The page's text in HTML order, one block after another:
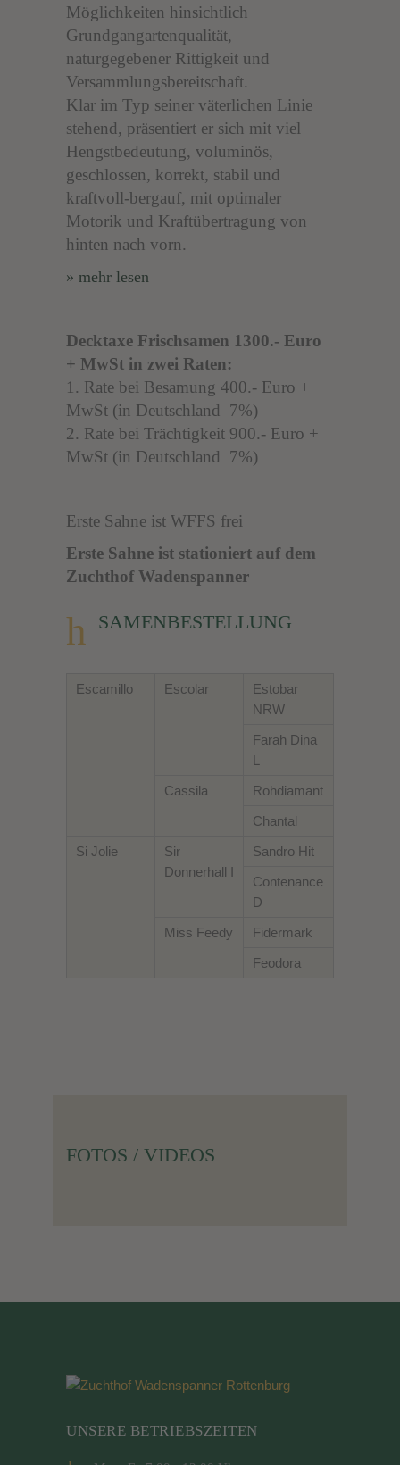
Möglichkeiten hinsichtlich
Grundgangartenqualität,
naturgegebener Rittigkeit und
Versammlungsbereitschaft.
Klar im Typ seiner väterlichen Linie
stehend, präsentiert er sich mit viel
Hengstbedeutung, voluminös,
geschlossen, korrekt, stabil und
kraftvoll-bergauf, mit optimaler
Motorik und Kraftübertragung von
hinten nach vorn.
» mehr lesen
Decktaxe Frischsamen 1300.- Euro
+ MwSt in zwei Raten:
1. Rate bei Besamung 400.- Euro +
MwSt (in Deutschland 7%)
2. Rate bei Trächtigkeit 900.- Euro +
MwSt (in Deutschland 7%)
Erste Sahne ist WFFS frei
Erste Sahne ist stationiert auf dem
Zuchthof Wadenspanner
SAMENBESTELLUNG
Escamillo Escolar
Estobar
NRW
Farah Dina
L
Cassila
Rohdiamant
Chantal
Si Jolie
Sir
Donnerhall I
Sandro Hit
Contenance
D
Miss Feedy
Fidermark
Feodora
FOTOS / VIDEOS
UNSERE BETRIEBSZEITEN